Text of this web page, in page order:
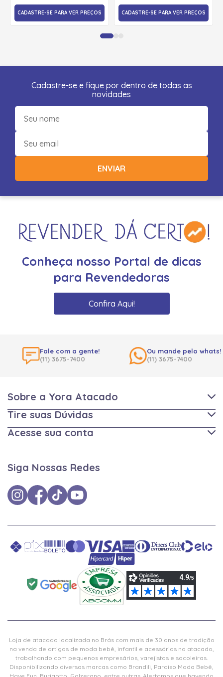
CADASTRE-SE PARA VER PREÇOS CADASTRE-SE PARA VER PREÇOS
Cadastre-se e fique por dentro de todas as
novidades
ENVIAR
Conheça nosso Portal de dicas
para Revendedoras
Confira Aqui!
Fale com a gente!
(11) 3675-7400
Ou mande pelo whats!
(11) 3675-7400
Sobre a Yora Atacado
Tire suas Dúvidas
Acesse sua conta
Siga Nossas Redes
Loja de atacado localizada no Brás com mais de 30 anos de tradição
na venda de artigos de moda bebê, infantil e acessórios no atacado,
trabalhando com pequenos empresários, varejistas e sacoleiras.
Disponibilizando diversas marcas como Brandili, Paraíso Moda Bebê,